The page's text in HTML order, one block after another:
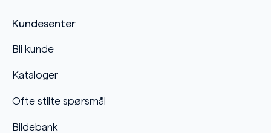
Kundesenter
Bli kunde
Kataloger
Ofte stilte spørsmål
Bildebank